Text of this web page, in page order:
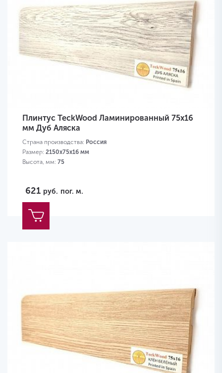
Плинтус TeckWood Ламинированный 75х16
мм Дуб Аляска
Страна производства: Россия
Размер: 2150х75х16 мм
Высота, мм: 75
621 руб. пог. м.